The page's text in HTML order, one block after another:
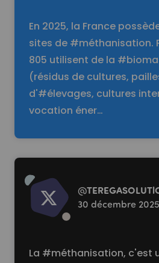
En 2025, la France
sites de #méthanisation.
805 utilisent de la
(résidus de cultures,
d'#élevages, cultures
vocation éner…
Read more
@
30 décembre 2025
La #méthanisation, c'est